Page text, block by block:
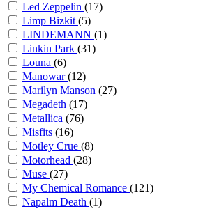
Led Zeppelin (17)
Limp Bizkit(5)
LINDEMANN (1)
Linkin Park (31)
Louna (6)
Manowar(12)
Marilyn Manson (27)
Megadeth (17)
Metallica (76)
Misfits (16)
Motley Crue (8)
Motorhead (28)
Muse (27)
My Chemical Romance (121)
Napalm Death (1)